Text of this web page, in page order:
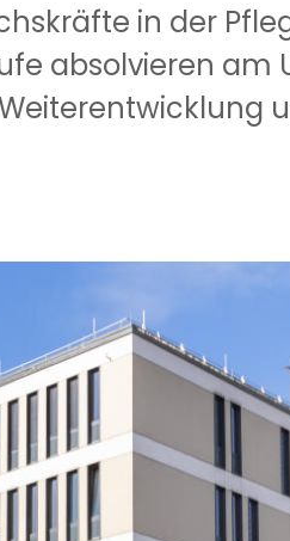
in der
absolvieren am